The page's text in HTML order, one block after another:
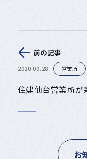
前の記事
2020.09.28 営業所
住建仙台営業所が
お